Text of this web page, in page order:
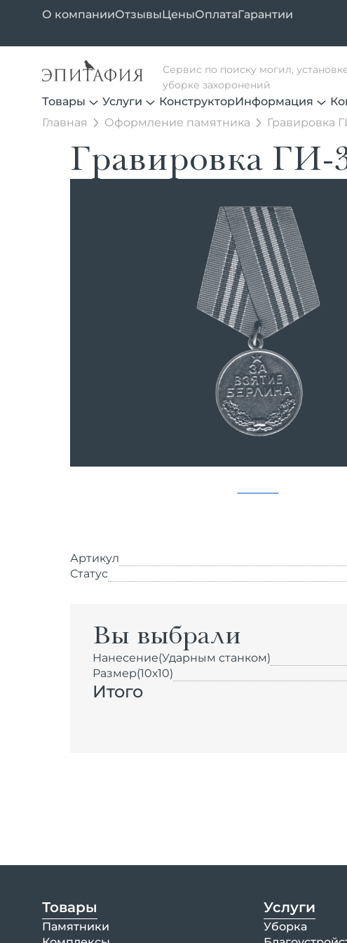
О компанииОтзывыЦеныОплатаГарантии
Сервис по поиску могил,
уборке захоронений
Товары
Услуги КонструкторИнформация
Главная
Оформление памятника Гравировка
Гравировка ГИ-
Артикул
Статус
Вы выбрали
Нанесение(Ударным станком)
Размер(10х10)
Итого
Товары
Памятники
Услуги
Уборка